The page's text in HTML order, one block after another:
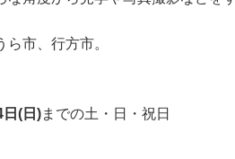
市、行方市。
(日)までの土・日・祝日